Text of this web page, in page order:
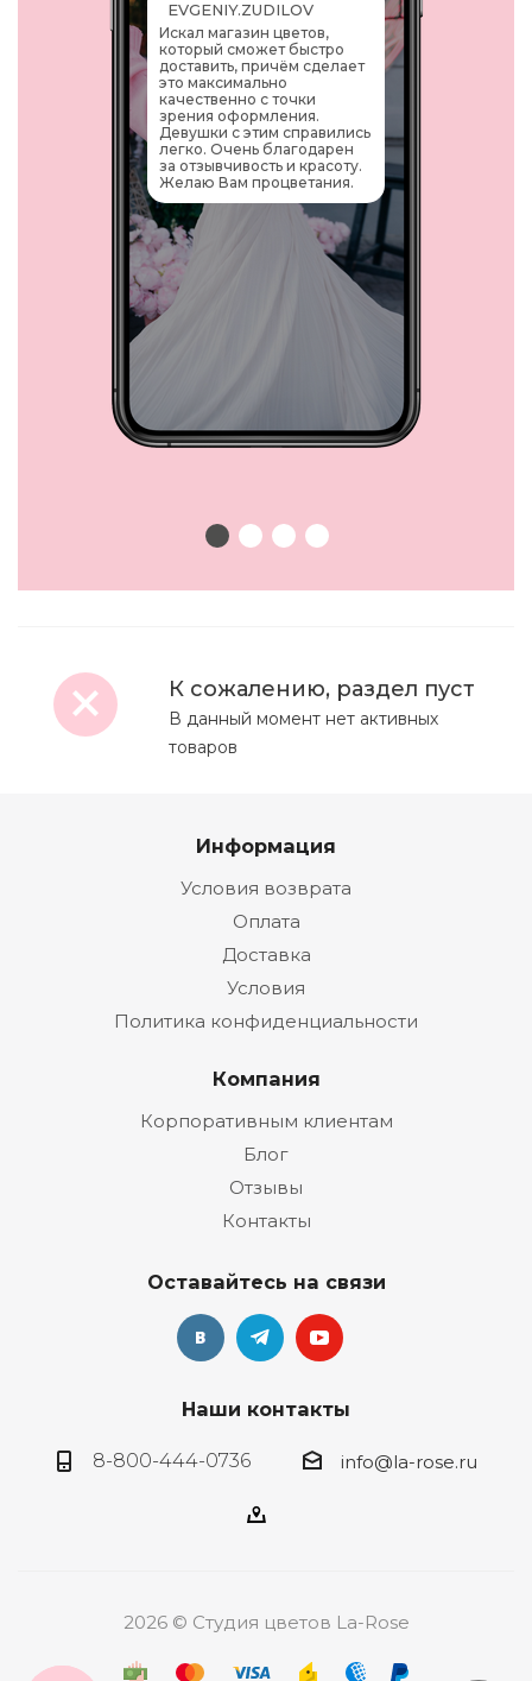
В КОРЗИНКЕ
В КОРОБКЕ
EVGENIY.ZUDILOV
Искал магазин цветов,
который сможет быстро
доставить, причём сделает
это максимально
качественно с точки
зрения оформления.
Девушки с этим справились
легко. Очень благодарен
за отзывчивость и красоту.
Желаю Вам процветания.
К сожалению, раздел пуст
В данный момент нет активных
товаров
Информация
Условия возврата
Оплата
Доставка
Условия
Политика конфиденциальности
Компания
Корпоративным клиентам
Блог
Отзывы
Контакты
Оставайтесь на связи
Наши контакты
8-800-444-0736 info@la-rose.ru
2026 © Студия цветов La-Rose